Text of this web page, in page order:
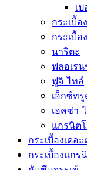
อ
เ
กระเบื้
กระเบื้
นาริตะ
ฟลอเรน
ฟูจิ ไทล์
เอ็กซ์ทรู
เฮคซ่า
แกรนิต
กระเบื้องเดอ